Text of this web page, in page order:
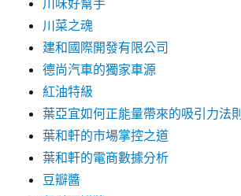
川味好幫手
川菜之魂
建和國際開發有限公司
德尚汽車的獨家車源
紅油特級
葉亞宜如何正能量帶來的吸引力法則
葉和軒的市場掌控之道
葉和軒的電商數據分析
豆瓣醬